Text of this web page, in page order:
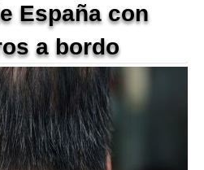
España con
a bordo